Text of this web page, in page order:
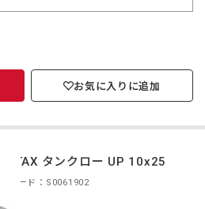
お気に入りに追加
タンクロー UP 10x25
品コード：S0061902